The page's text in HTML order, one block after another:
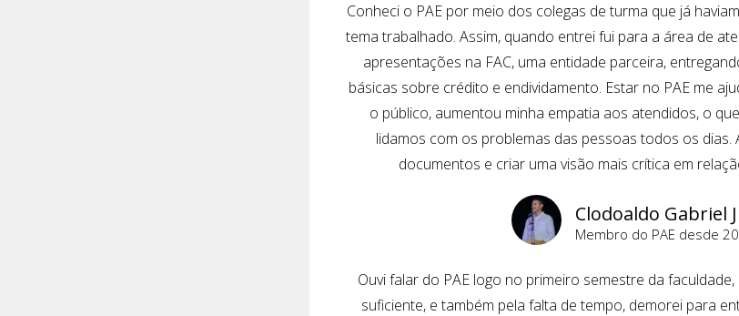
Conheci o PAE por meio dos colegas de turma que já
tema trabalhado. Assim, quando entrei fui para a área de
apresentações na FAC, uma entidade parceira,
básicas sobre crédito e endividamento. Estar no PAE me
o público, aumentou minha empatia aos atendidos, o
lidamos com os problemas das pessoas todos os dias.
documentos e criar uma visão mais crítica em
Clodoaldo Gabriel
Membro do PAE desde
Ouvi falar do PAE logo no primeiro semestre da
suficiente, e também pela falta de tempo, demorei para